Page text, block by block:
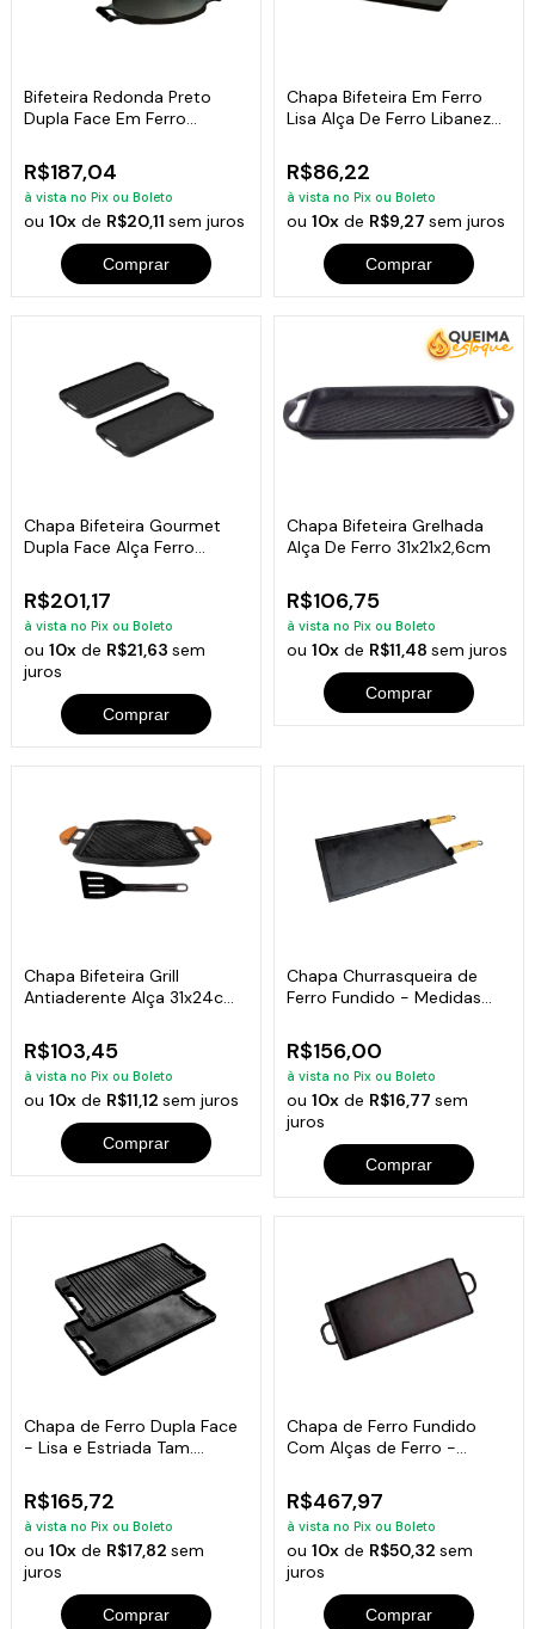
Bifeteira Redonda Preto
Dupla Face Em Ferro
R$187,04
à vista no Pix ou Boleto
ou10x de R$20,11sem juros
Comprar
Chapa Bifeteira Em Ferro
Lisa Alça De Ferro Libaneza
R$86,22
à vista no Pix ou Boleto
ou 10xde R$9,27 sem juros
Comprar
Chapa Bifeteira Gourmet
Dupla Face Alça Ferro
R$201,17
à vista no Pix ou Boleto
ou10x de R$21,63sem
juros
Comprar
Chapa Bifeteira Grelhada
Alça De Ferro 31x21x2,6cm
R$106,75
à vista no Pix ou Boleto
ou 10xde R$11,48 sem juros
Comprar
Chapa Bifeteira Grill
Antiaderente Alça 31x24cm
R$103,45
à vista no Pix ou Boleto
ou10x de R$11,12sem juros
Comprar
Chapa Churrasqueira de
Ferro Fundido - Medidas
R$156,00
à vista no Pix ou Boleto
ou 10xde R$16,77 sem
juros
Comprar
Chapa de Ferro Dupla Face
- Lisa e Estriada Tam.
R$165,72
à vista no Pix ou Boleto
ou10x de R$17,82sem
juros
Comprar
Chapa de Ferro Fundido
Com Alças de Ferro -
R$467,97
à vista no Pix ou Boleto
ou 10xde R$50,32 sem
juros
Comprar